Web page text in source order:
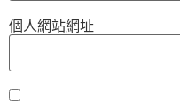
個人網站網址